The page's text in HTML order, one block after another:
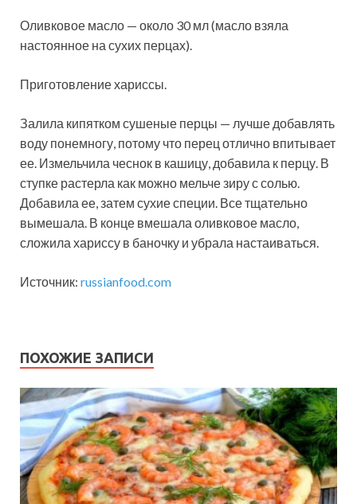
Оливковое масло — около 30 мл (масло взяла
настоянное на сухих перцах).
Приготовление хариссы.
Залила кипятком сушеные перцы — лучше добавлять
воду понемногу, потому что перец отлично впитывает
ее. Измельчила чеснок в кашицу, добавила к перцу. В
ступке растерла как можно мельче зиру с солью.
Добавила ее, затем сухие специи. Все тщательно
вымешала. В конце вмешала оливковое масло,
сложила хариссу в баночку и убрала настаиваться.
Источник: russianfood.com
ПОХОЖИЕ ЗАПИСИ